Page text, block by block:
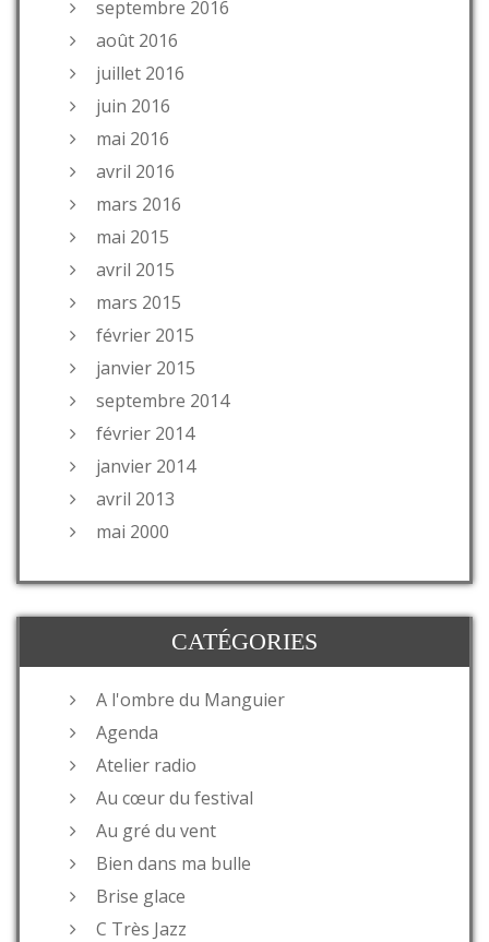
septembre 2016
août 2016
juillet 2016
juin 2016
mai 2016
avril 2016
mars 2016
mai 2015
avril 2015
mars 2015
février 2015
janvier 2015
septembre 2014
février 2014
janvier 2014
avril 2013
mai 2000
CATÉGORIES
A l'ombre du Manguier
Agenda
Atelier radio
Au cœur du festival
Au gré du vent
Bien dans ma bulle
Brise glace
C Très Jazz